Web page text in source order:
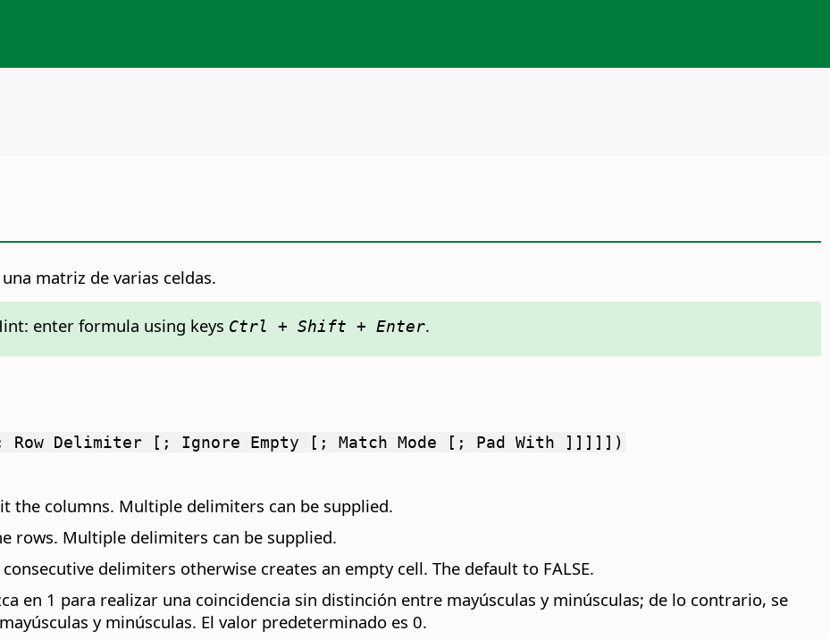
matriz de varias celdas.
enter formula using keys Ctrl + Shift + Enter.
Row Delimiter [; Ignore Empty [; Match Mode [; Pad With ]]]]])
the columns. Multiple delimiters can be supplied.
rows. Multiple delimiters can be supplied.
delimiters otherwise creates an empty cell. The default to FALSE.
en 1 para realizar una coincidencia sin distinción entre mayúsculas y minúsculas; de lo contrario, se
y minúsculas. El valor predeterminado es 0.